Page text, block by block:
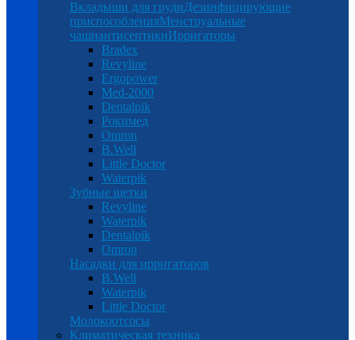
Вкладыши для грудиДезинфицирующие
приспособленияМенструальные
чашиантисептикиИрригаторы
Bradex
Revyline
Ergopower
Med-2000
Dentalpik
Рокимед
Omron
B.Well
Little Doctor
Waterpik
Зубные щетки
Revyline
Waterpik
Dentalpik
Omron
Насадки для ирригаторов
B.Well
Waterpik
Little Doctor
Молокоотсосы
Климатическая техника